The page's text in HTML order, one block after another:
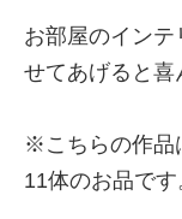
お部屋のイン
せてあげると喜
※こちらの作品
11体のお品です